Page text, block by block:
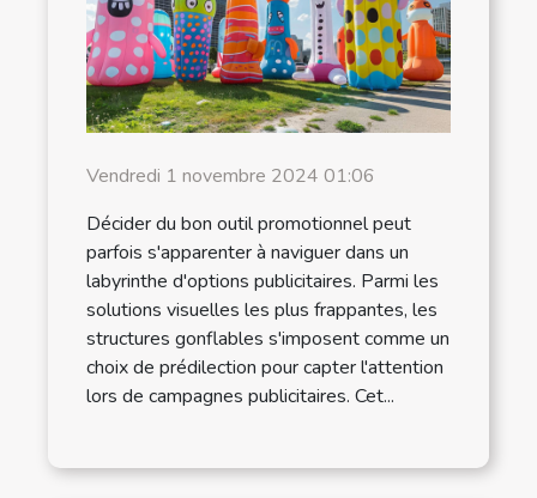
Vendredi 1 novembre 2024 01:06
Décider du bon outil promotionnel peut
parfois s'apparenter à naviguer dans un
labyrinthe d'options publicitaires. Parmi les
solutions visuelles les plus frappantes, les
structures gonflables s'imposent comme un
choix de prédilection pour capter l'attention
lors de campagnes publicitaires. Cet...